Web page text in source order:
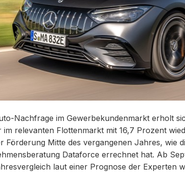
Nachfrage im Gewerbekundenmarkt erholt
im relevanten Flottenmarkt mit 16,7 Prozent
Förderung Mitte des vergangenen Jahres, wie
Dataforce errechnet hat. Ab
laut einer Prognose der Experten